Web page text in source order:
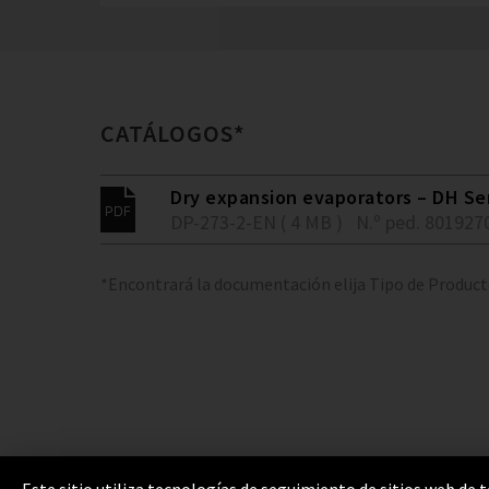
CATÁLOGOS*
Dry expansion evaporators – DH
*Encontrará la documentación elija Tipo de